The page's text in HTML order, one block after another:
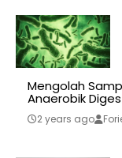
Mengolah
Anaerobik
2 years ago